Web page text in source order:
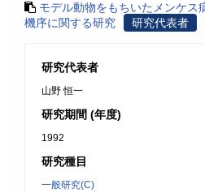
モデル動物をもちいたメンケス
機序に関する研究
研究代表者
研究代表者
山野 恒一
研究期間 (年度)
1992
研究種目
一般研究(C)